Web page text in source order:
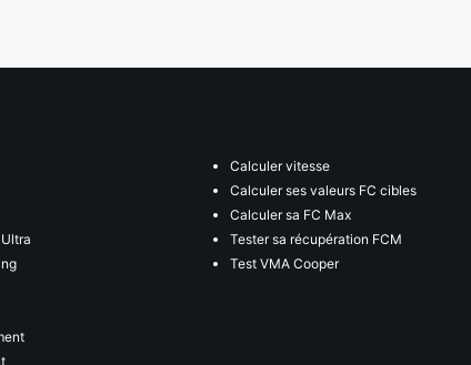
Calculer vitesse
Calculer ses valeurs FC cibles
Calculer sa FC Max
Tester sa récupération FCM
Test VMA Cooper